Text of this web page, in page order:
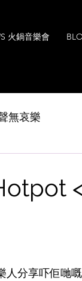
火鍋音樂會
無哀樂
人分享吓佢哋